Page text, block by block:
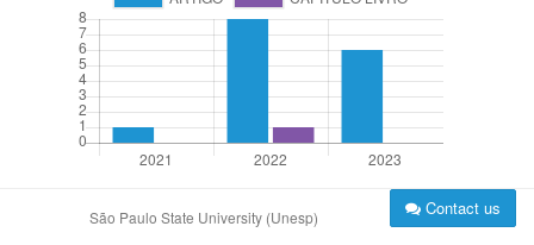
São Paulo State University (Unesp) Contact us